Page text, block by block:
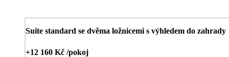
Suite standard se dvěma ložnicemi s výhledem do zahrady
+12 160 Kč /pokoj